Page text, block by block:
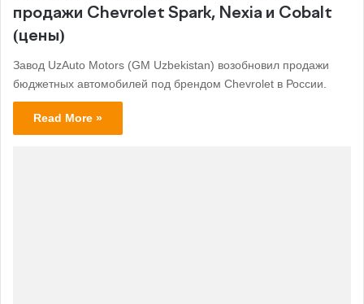
продажи Chevrolet Spark, Nexia и Cobalt
(цены)
Завод UzAuto Motors (GM Uzbekistan) возобновил продажи
бюджетных автомобилей под брендом Chevrolet в России.
Read More »